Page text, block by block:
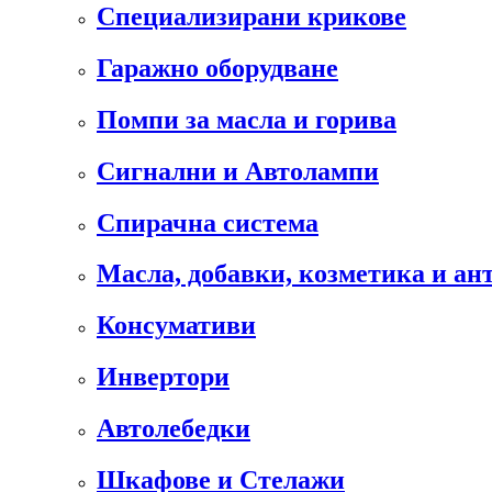
Специализирани крикове
Гаражно оборудване
Помпи за масла и горива
Сигнални и Автолампи
Спирачна система
Масла, добавки, козметика и
Консумативи
Инвертори
Автолебедки
Шкафове и Стелажи